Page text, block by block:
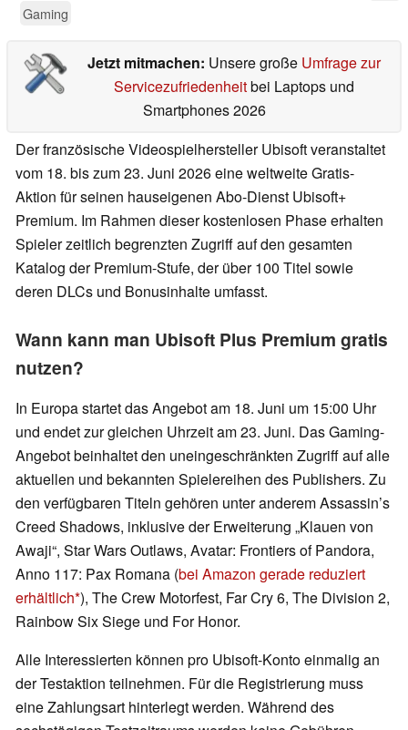
Gaming
Jetzt mitmachen: Unsere große Umfrage zur
Servicezufriedenheitbei Laptops und
Smartphones 2026
Der französische Videospielhersteller Ubisoft veranstaltet
vom 18. bis zum 23. Juni 2026 eine weltweite Gratis-
Aktion für seinen hauseigenen Abo-Dienst Ubisoft+
Premium. Im Rahmen dieser kostenlosen Phase erhalten
Spieler zeitlich begrenzten Zugriff auf den gesamten
Katalog der Premium-Stufe, der über 100 Titel sowie
deren DLCs und Bonusinhalte umfasst.
Wann kann man Ubisoft Plus Premium gratis
nutzen?
In Europa startet das Angebot am 18. Juni um 15:00 Uhr
und endet zur gleichen Uhrzeit am 23. Juni. Das Gaming-
Angebot beinhaltet den uneingeschränkten Zugriff auf alle
aktuellen und bekannten Spielereihen des Publishers. Zu
den verfügbaren Titeln gehören unter anderem Assassin’s
Creed Shadows, inklusive der Erweiterung „Klauen von
Awaji“, Star Wars Outlaws, Avatar: Frontiers of Pandora,
Anno 117: Pax Romana (bei Amazon gerade reduziert
erhältlich ), The Crew Motorfest, Far Cry 6, The Division 2,
Rainbow Six Siege und For Honor.
Alle Interessierten können pro Ubisoft-Konto einmalig an
der Testaktion teilnehmen. Für die Registrierung muss
eine Zahlungsart hinterlegt werden. Während des